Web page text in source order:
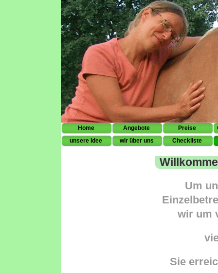
Home Angebote Preise
unsere Idee
wir über uns
Checkliste
Um
wir um
Sie